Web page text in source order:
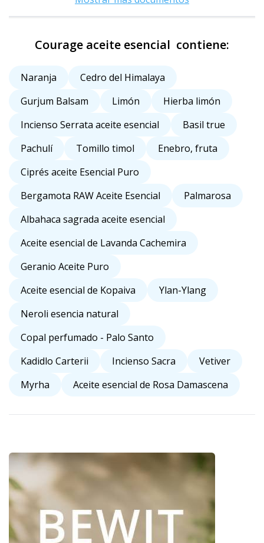
Courage aceite esencial contiene:
Naranja
Cedro del Himalaya
Gurjum Balsam
Limón
Hierba limón
Incienso Serrata aceite esencial
Basil true
Pachulí
Tomillo timol
Enebro, fruta
Ciprés aceite Esencial Puro
Bergamota RAW Aceite Esencial
Palmarosa
Albahaca sagrada aceite esencial
Aceite esencial de Lavanda Cachemira
Geranio Aceite Puro
Aceite esencial de Kopaiva
Ylan-Ylang
Neroli esencia natural
Copal perfumado - Palo Santo
Kadidlo Carterii
Incienso Sacra
Vetiver
Myrha
Aceite esencial de Rosa Damascena